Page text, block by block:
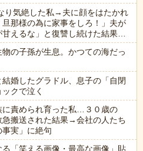
り気絶した私→夫に顔をはたかれ
旦那様の為に家事をしろ！」夫が
えるな」と復讐し続けた結果…
の子孫が生息。かつての海だっ
結婚したグラドル、息子の「自閉
クで泣く
に責められ育った私…３０歳の
搬送された結果→会社の人たち
実」に絶句
る「笑える画像・最高な画像」貼